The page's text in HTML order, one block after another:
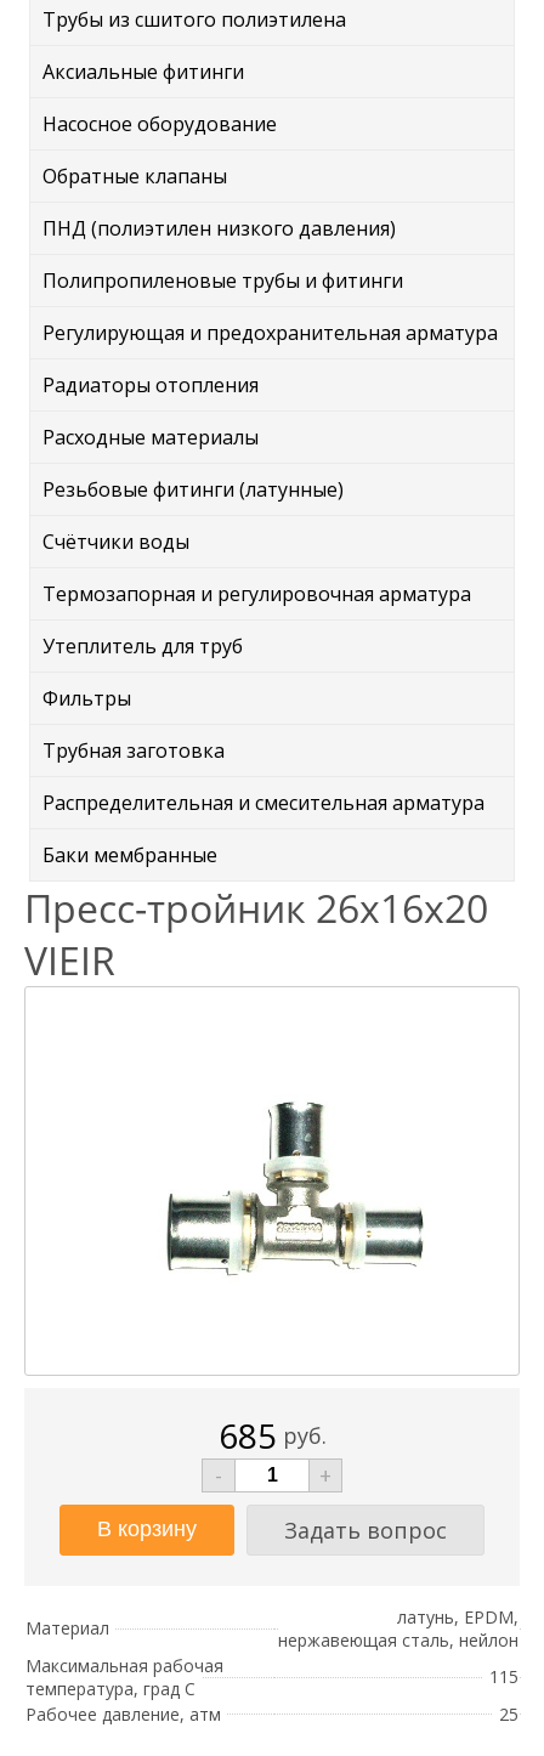
Трубы из сшитого полиэтилена
Аксиальные фитинги
Насосное оборудование
Обратные клапаны
ПНД (полиэтилен низкого давления)
Полипропиленовые трубы и фитинги
Регулирующая и предохранительная арматура
Радиаторы отопления
Расходные материалы
Резьбовые фитинги (латунные)
Счётчики воды
Термозапорная и регулировочная арматура
Утеплитель для труб
Фильтры
Трубная заготовка
Распределительная и смесительная арматура
Баки мембранные
Пресс-тройник 26х16х20
VIEIR
685 руб.
-
+
Задать вопрос
Материал
латунь, EPDM,
нержавеющая сталь, нейлон
Максимальная рабочая
температура, град С
115
Рабочее давление, атм
25